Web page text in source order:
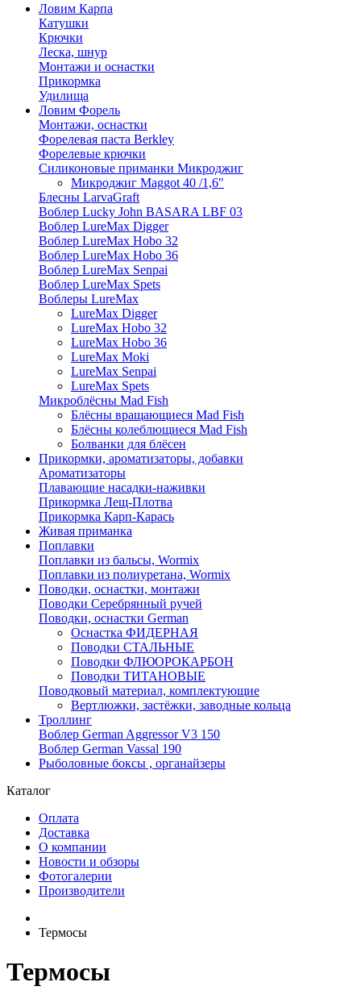
Ловим Карпа
Катушки
Крючки
Леска, шнур
Монтажи и оснастки
Прикормка
Удилища
Ловим Форель
Монтажи, оснастки
Форелевая паста Berkley
Форелевые крючки
Силиконовые приманки Микроджиг
Микроджиг Maggot 40 /1,6"
Блесны LarvaGraft
Воблер Lucky John BASARA LBF 03
Воблер LureMax Digger
Воблер LureMax Hobo 32
Воблер LureMax Hobo 36
Воблер LureMax Senpai
Воблер LureMax Spets
Воблеры LureMax
LureMax Digger
LureMax Hobo 32
LureMax Hobo 36
LureMax Moki
LureMax Senpai
LureMax Spets
Микроблёсны Mad Fish
Блёсны вращающиеся Mad Fish
Блёсны колеблющиеся Mad Fish
Болванки для блёсен
Прикормки, ароматизаторы, добавки
Ароматизаторы
Плавающие насадки-наживки
Прикормка Лещ-Плотва
Прикормка Карп-Карась
Живая приманка
Поплавки
Поплавки из бальсы, Wormix
Поплавки из полиуретана, Wormix
Поводки, оснастки, монтажи
Поводки Серебрянный ручей
Поводки, оснастки German
Оснастка ФИДЕРНАЯ
Поводки СТАЛЬНЫЕ
Поводки ФЛЮОРОКАРБОН
Поводки ТИТАНОВЫЕ
Поводковый материал, комплектующие
Вертлюжки, застёжки, заводные кольца
Троллинг
Воблер German Aggressor V3 150
Воблер German Vassal 190
Рыболовные боксы , органайзеры
Каталог
Оплата
Доставка
О компании
Новости и обзоры
Фотогалерии
Производители
Термосы
Термосы